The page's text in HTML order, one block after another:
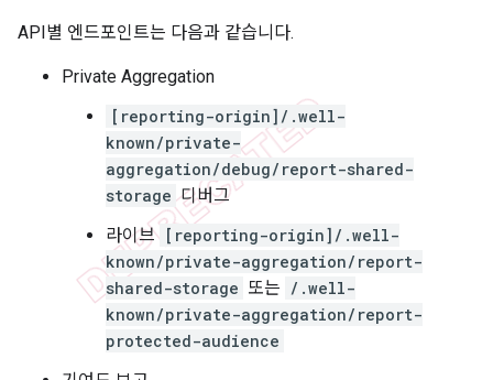
API별 엔드포인트는 다음과 같습니다.
Private Aggregation
[reporting-origin]/.well-
known/private-
aggregation/debug/report-shared-
storage 디버그
라이브 [reporting-origin]/.well-
known/private-aggregation/report-
shared-storage 또는 /.well-
known/private-aggregation/report-
protected-audience